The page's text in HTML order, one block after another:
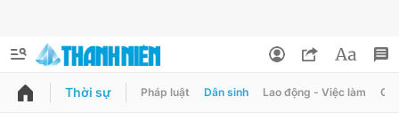
QUẢNG CÁO
Thời sự Pháp luật Dân sinh Lao động - Việc làm